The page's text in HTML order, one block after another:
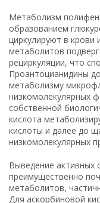
Метаболизм
образованием
циркулируют в крови
метаболитов
рециркуляции, что
Проантоцианидины
метаболизму
низкомолекулярных
собственной
кислота
кислоты и далее до
низкомолекулярных
Выведение активных
преимущественно
метаболитов,
Для аскорбиновой